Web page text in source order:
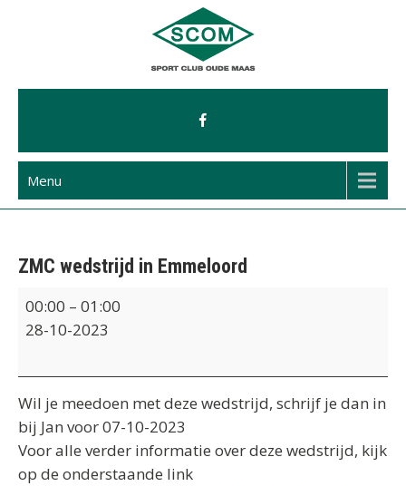
Menu
ZMC wedstrijd in Emmeloord
ZMC
wedstrijd
00:00 – 01:00
28-10-2023
Wil je meedoen met deze wedstrijd, schrijf je dan in
bij Jan voor 07-10-2023
Voor alle verder informatie over deze wedstrijd, kijk
op de onderstaande link